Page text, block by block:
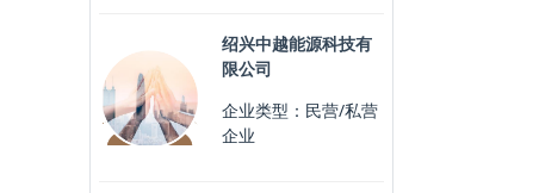
绍兴中越能源科技有
限公司
企业类型：民营/私营
企业